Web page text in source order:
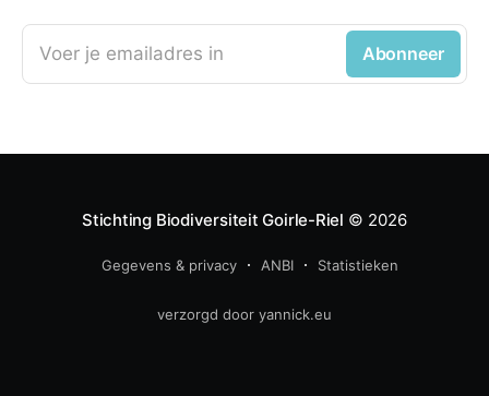
Voer je emailadres in Abonneer
Stichting Biodiversiteit Goirle-Riel © 2026
Gegevens & privacy ANBI Statistieken
verzorgd door yannick.eu